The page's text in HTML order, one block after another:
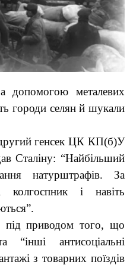
допомогою металевих
городи селян й шукали
генсек ЦК КП(б)У
Сталіну: “Найбільший
натурштрафів. За
і навіть
під приводом того, що
“інші антисоціальні
з товарних поїздів